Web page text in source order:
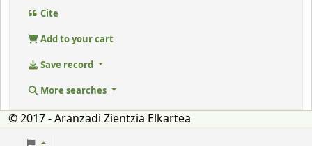
Cite
Add to your cart
Save record
More searches
© 2017 - Aranzadi Zientzia Elkartea